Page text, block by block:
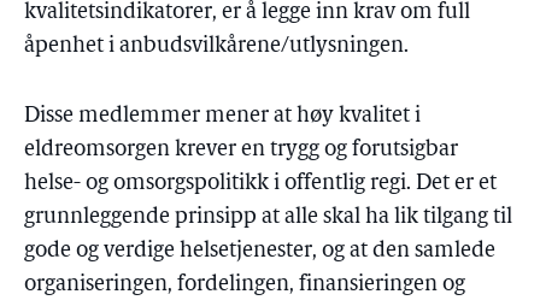
kvalitetsindikatorer, er å legge inn krav om full
åpenhet i anbudsvilkårene/utlysningen.
Disse medlemmer mener at høy kvalitet i
eldreomsorgen krever en trygg og forutsigbar
helse- og omsorgspolitikk i offentlig regi. Det er et
grunnleggende prinsipp at alle skal ha lik tilgang til
gode og verdige helsetjenester, og at den samlede
organiseringen, fordelingen, finansieringen og